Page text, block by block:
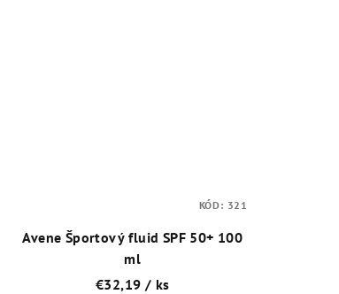
Avene Športový fluid SPF 50+ 100
ml
€32,19 / ks
KÓD: 321